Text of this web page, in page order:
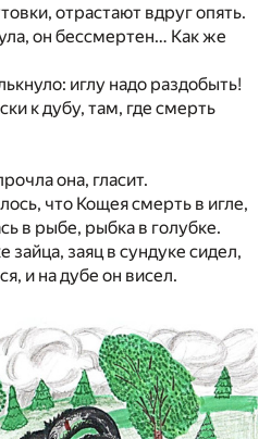
отрастают вдруг опять.
он бессмертен… Как же
иглу надо раздобыть!
к дубу, там, где смерть
она, гласит.
что Кощея смерть в игле,
в рыбе, рыбка в голубке.
зайца, заяц в сундуке сидел,
и на дубе он висел.